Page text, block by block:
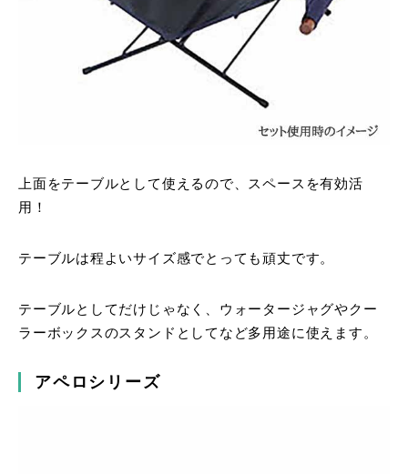
上面をテーブルとして使えるので、スペースを有効活
用！
テーブルは程よいサイズ感でとっても頑丈です。
テーブルとしてだけじゃなく、ウォータージャグやクー
ラーボックスのスタンドとしてなど多用途に使えます。
アペロシリーズ